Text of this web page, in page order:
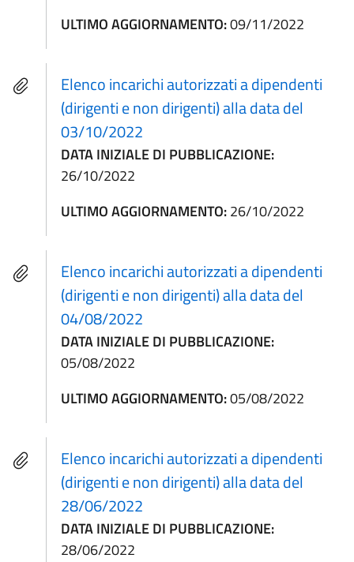
ULTIMO AGGIORNAMENTO:09/11/2022
Elenco incarichi autorizzati a dipendenti
(dirigenti e non dirigenti) alla data del
03/10/2022
DATA INIZIALE DI PUBBLICAZIONE:
26/10/2022
ULTIMO AGGIORNAMENTO:26/10/2022
Elenco incarichi autorizzati a dipendenti
(dirigenti e non dirigenti) alla data del
04/08/2022
DATA INIZIALE DI PUBBLICAZIONE:
05/08/2022
ULTIMO AGGIORNAMENTO:05/08/2022
Elenco incarichi autorizzati a dipendenti
(dirigenti e non dirigenti) alla data del
28/06/2022
DATA INIZIALE DI PUBBLICAZIONE:
28/06/2022